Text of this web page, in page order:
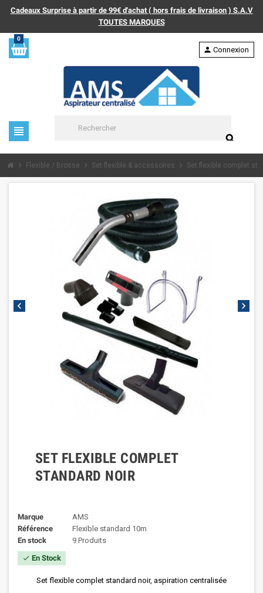
Cadeaux Surprise à partir de 99€ d'achat ( hors frais de livraison ) S.A.V
TOUTES MARQUES
0
view_headline
search
person Connexion
chevron_right Flexible / Brosse chevron_right Set flexible & accessoires chevron_right Set flexible complet
chevron_left chevron_right
SET FLEXIBLE COMPLET
STANDARD NOIR
Marque
AMS
Référence
Flexible standard 10m
En stock
9 Produits
check En Stock
Set flexible complet standard noir, aspiration centralisée